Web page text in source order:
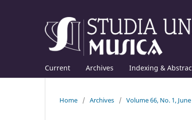
Current Archives Indexing &
Home / Archives / Volume 66, No. 1, June